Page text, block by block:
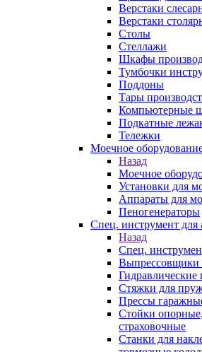
Верстаки
Верстаки
Столы
Стеллажи
Шкафы
Тумбочки
Поддоны
Тары
Компьютерные
Подкатные
Тележки
Моечное
Назад
Моечное
Установки для
Аппараты для
Пеногенераторы
Спец. инструмент для
Назад
Спец.
Выпрессовщики
Стяжки для
Прессы
Стойки
страховочные
Станки для